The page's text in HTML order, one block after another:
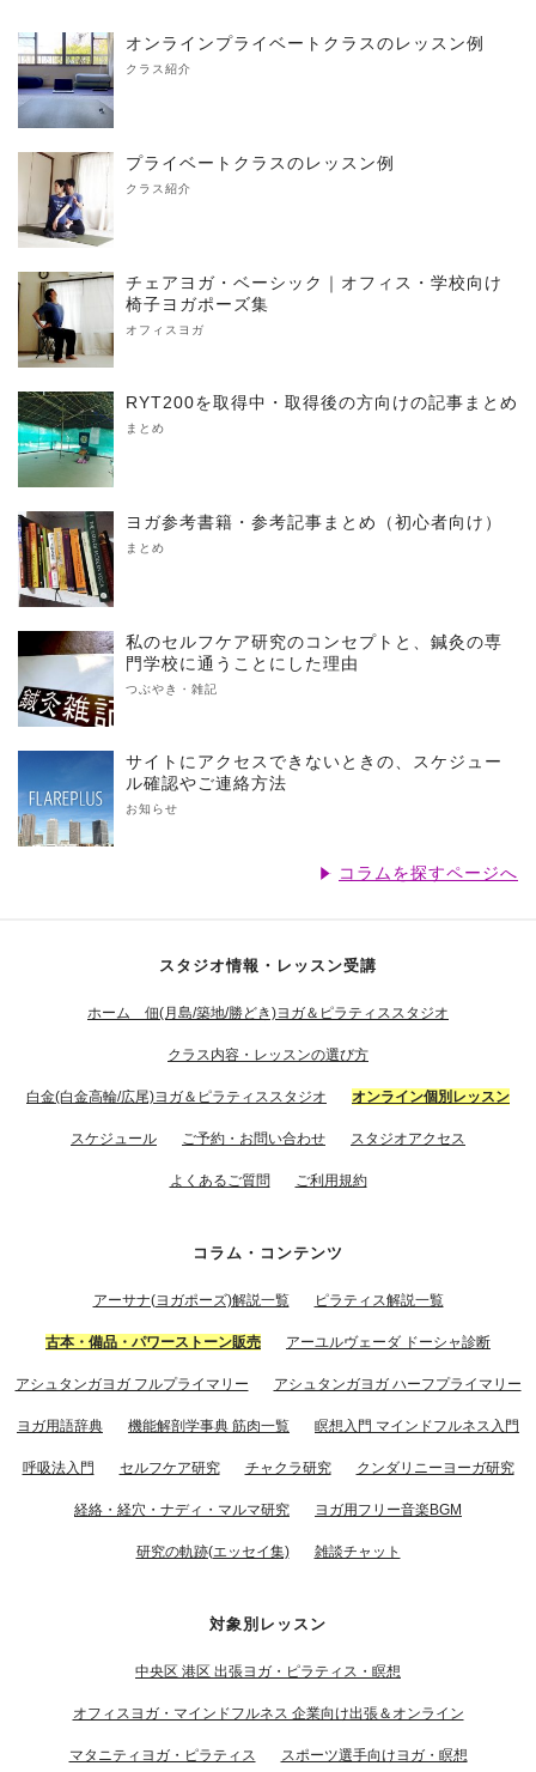
オンラインプライベートクラスのレッスン例
クラス紹介
プライベートクラスのレッスン例
クラス紹介
チェアヨガ・ベーシック｜オフィス・学校向け
椅子ヨガポーズ集
オフィスヨガ
RYT200を取得中・取得後の方向けの記事まとめ
まとめ
ヨガ参考書籍・参考記事まとめ（初心者向け）
まとめ
私のセルフケア研究のコンセプトと、鍼灸の専
門学校に通うことにした理由
つぶやき・雑記
サイトにアクセスできないときの、スケジュー
ル確認やご連絡方法
お知らせ
コラムを探すページへ
スタジオ情報・レッスン受講
ホーム 佃(月島/築地/勝どき)ヨガ＆ピラティススタジオ
クラス内容・レッスンの選び方
白金(白金高輪/広尾)ヨガ＆ピラティススタジオ オンライン個別レッスン
スケジュール ご予約・お問い合わせ スタジオアクセス
よくあるご質問 ご利用規約
コラム・コンテンツ
アーサナ(ヨガポーズ)解説一覧 ピラティス解説一覧
古本・備品・パワーストーン販売 アーユルヴェーダ ドーシャ診断
アシュタンガヨガ フルプライマリー アシュタンガヨガ ハーフプライマリー
ヨガ用語辞典 機能解剖学事典 筋肉一覧 瞑想入門 マインドフルネス入門
呼吸法入門 セルフケア研究 チャクラ研究 クンダリニーヨーガ研究
経絡・経穴・ナディ・マルマ研究 ヨガ用フリー音楽BGM
研究の軌跡(エッセイ集) 雑談チャット
対象別レッスン
中央区 港区 出張ヨガ・ピラティス・瞑想
オフィスヨガ・マインドフルネス 企業向け出張＆オンライン
マタニティヨガ・ピラティス スポーツ選手向けヨガ・瞑想